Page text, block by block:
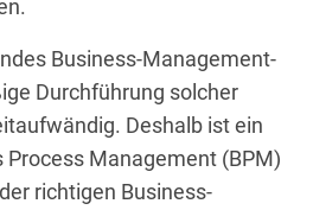
Business-Management-
Durchführung solcher
Deshalb ist ein
Management (BPM)
richtigen Business-